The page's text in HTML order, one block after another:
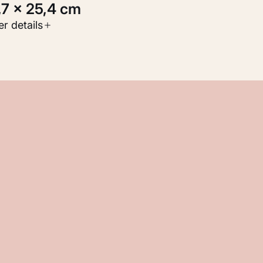
× 25,4 cm
werk
details